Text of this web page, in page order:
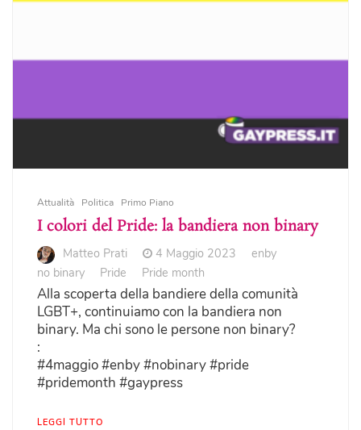
Attualità Politica Primo Piano
I colori del Pride: la bandiera non binary
Matteo Prati 4 Maggio 2023
enby
no binary
Pride Pride month
Alla scoperta della bandiere della comunità
LGBT+, continuiamo con la bandiera non
binary. Ma chi sono le persone non binary?
:
#4maggio #enby #nobinary #pride
#pridemonth #gaypress
LEGGI TUTTO